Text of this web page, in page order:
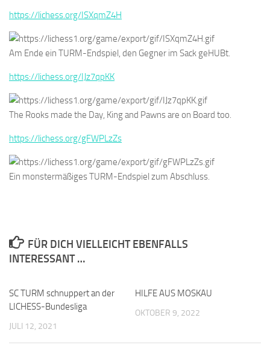
https://lichess.org/ISXqmZ4H
Am Ende ein TURM-Endspiel, den Gegner im Sack geHUBt.
https://lichess.org/IJz7qpKK
The Rooks made the Day, King and Pawns are on Board too.
https://lichess.org/gFWPLzZs
Ein monstermäßiges TURM-Endspiel zum Abschluss.
FÜR DICH VIELLEICHT EBENFALLS
INTERESSANT …
SC TURM schnuppert an der
LICHESS-Bundesliga
JULI 12, 2021
HILFE AUS MOSKAU
OKTOBER 9, 2022